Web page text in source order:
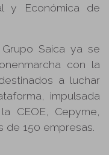
y Económica de
Saica ya se
con la
a luchar
impulsada
CEOE, Cepyme,
de 150 empresas.